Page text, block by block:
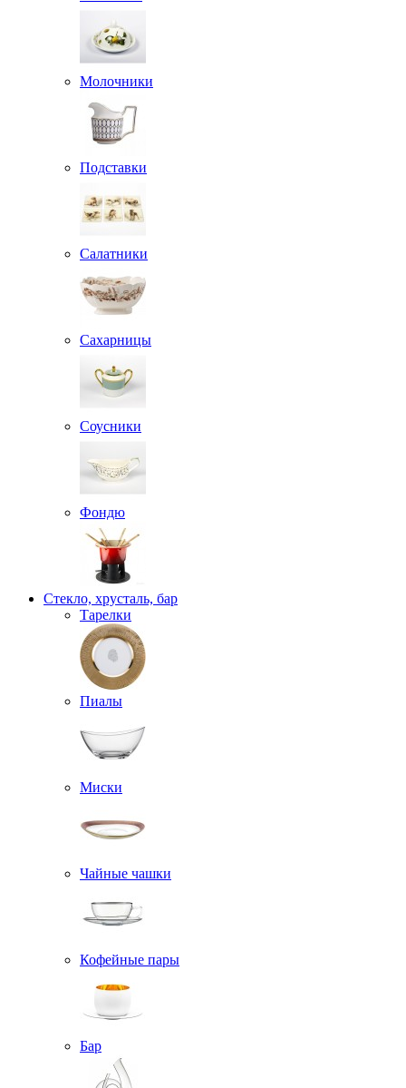
Молочники
Подставки
Салатники
Сахарницы
Соусники
Фондю
Стекло, хрусталь, бар
Тарелки
Пиалы
Миски
Чайные чашки
Кофейные пары
Бар